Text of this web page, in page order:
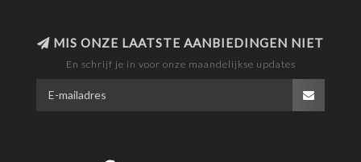
MIS ONZE LAATSTE AANBIEDINGEN NIET
En schrijf je in voor onze maandelijkse updates